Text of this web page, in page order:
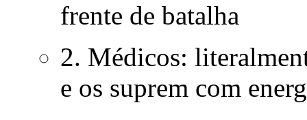
frente de batalha
2. Médicos:
e os suprem com